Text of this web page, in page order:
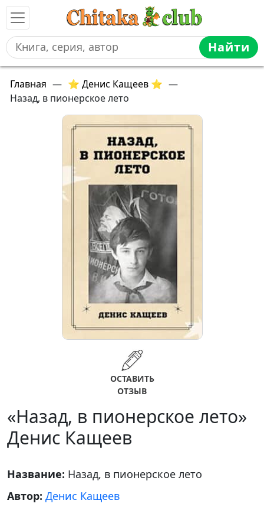
Найти
Главная — ⭐ Денис Кащеев ⭐ —
Назад, в пионерское лето
ОСТАВИТЬ
ОТЗЫВ
«Назад, в пионерское лето»
Денис Кащеев
Название: Назад, в пионерское лето
Автор: Денис Кащеев